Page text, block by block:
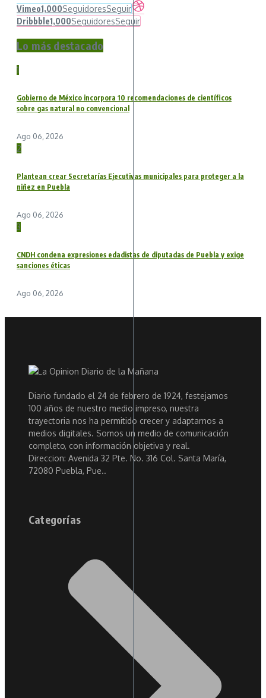
Vimeo1,000SeguidoresSeguir
Dribbble1,000SeguidoresSeguir
Lo más destacado
1
Gobierno de México incorpora 10 recomendaciones de científicos
sobre gas natural no convencional
Ago 06, 2026
2
Plantean crear Secretarías Ejecutivas municipales para proteger a la
niñez en Puebla
Ago 06, 2026
3
CNDH condena expresiones edadistas de diputadas de Puebla y exige
sanciones éticas
Ago 06, 2026
Diario fundado el 24 de febrero de 1924, festejamos
100 años de nuestro medio impreso, nuestra
trayectoria nos ha permitido crecer y adaptarnos a
medios digitales. Somos un medio de comunicación
completo, con información objetiva y real.
Direccion: Avenida 32 Pte. No. 316 Col. Santa María,
72080 Puebla, Pue..
Categorías